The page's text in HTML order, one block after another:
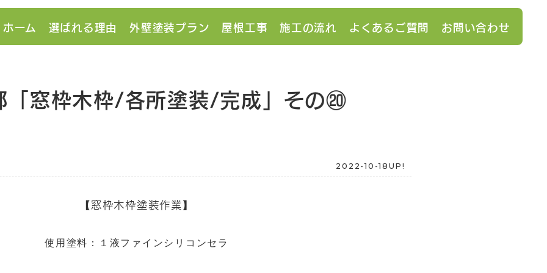
ホーム 選ばれる理由 外壁塗装プラン 屋根工事 施工の流れ よくあるご質問 お問い合わせ
窓枠木枠/各所塗装/完成」その⑳
2022-10-18UP!
【窓枠木枠塗装作業】
使用塗料：１液ファインシリコンセラ